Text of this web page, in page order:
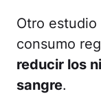
Otro
consumo
reducir los
sangre.